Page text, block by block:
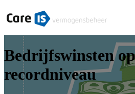
Bedrijfswinsten op
recordniveau